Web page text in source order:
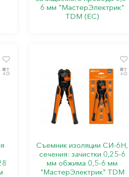
6 мм "МастерЭлектрик"
TDM (ЕС)
Съемник изоляции СИ-6Н,
сечения: зачистки 0,25-6
мм обжима 0,5-6 мм
"МастерЭлектрик" TDM